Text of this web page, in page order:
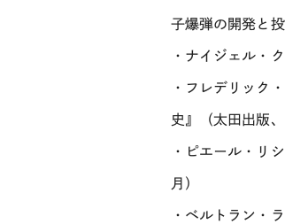
子爆弾の開発と
・ナイジェル・
・フレデリック
史』（太田出版
・ピエール・リ
月）
・ベルトラン・